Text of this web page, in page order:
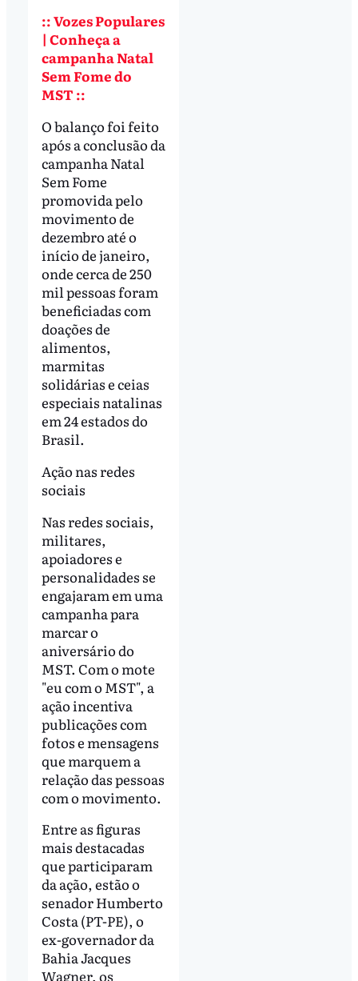
:: Vozes Populares
| Conheça a
campanha Natal
Sem Fome do
MST ::
O balanço foi feito
após a conclusão da
campanha Natal
Sem Fome
promovida pelo
movimento de
dezembro até o
início de janeiro,
onde cerca de 250
mil pessoas foram
beneficiadas com
doações de
alimentos,
marmitas
solidárias e ceias
especiais natalinas
em 24 estados do
Brasil.
Ação nas redes
sociais
Nas redes sociais,
militares,
apoiadores e
personalidades se
engajaram em uma
campanha para
marcar o
aniversário do
MST. Com o mote
"eu com o MST", a
ação incentiva
publicações com
fotos e mensagens
que marquem a
relação das pessoas
com o movimento.
Entre as figuras
mais destacadas
que participaram
da ação, estão o
senador Humberto
Costa (PT-PE), o
ex-governador da
Bahia Jacques
Wagner, os